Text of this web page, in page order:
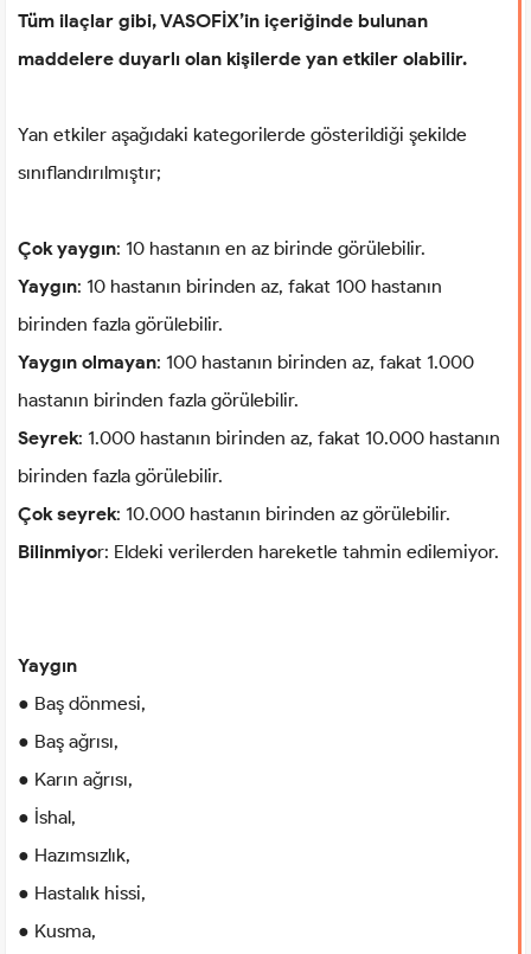
Tüm ilaçlar gibi, VASOFİX’in içeriğinde bulunan
maddelere duyarlı olan kişilerde yan etkiler olabilir.
Yan etkiler aşağıdaki kategorilerde gösterildiği şekilde
sınıflandırılmıştır;
Çok yaygın: 10 hastanın en az birinde görülebilir.
Yaygın: 10 hastanın birinden az, fakat 100 hastanın
birinden fazla görülebilir.
Yaygın olmayan: 100 hastanın birinden az, fakat 1.000
hastanın birinden fazla görülebilir.
Seyrek: 1.000 hastanın birinden az, fakat 10.000 hastanın
birinden fazla görülebilir.
Çok seyrek: 10.000 hastanın birinden az görülebilir.
Bilinmiyor: Eldeki verilerden hareketle tahmin edilemiyor.
Yaygın
● Baş dönmesi,
● Baş ağrısı,
● Karın ağrısı,
● İshal,
● Hazımsızlık,
● Hastalık hissi,
● Kusma,